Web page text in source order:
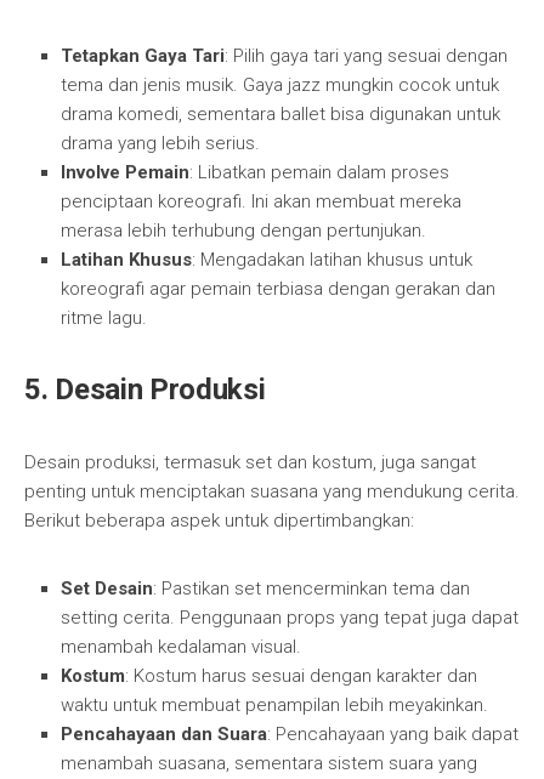
Tetapkan Gaya Tari: Pilih gaya tari yang sesuai dengan
tema dan jenis musik. Gaya jazz mungkin cocok untuk
drama komedi, sementara ballet bisa digunakan untuk
drama yang lebih serius.
Involve Pemain: Libatkan pemain dalam proses
penciptaan koreografi. Ini akan membuat mereka
merasa lebih terhubung dengan pertunjukan.
Latihan Khusus: Mengadakan latihan khusus untuk
koreografi agar pemain terbiasa dengan gerakan dan
ritme lagu.
5. Desain Produksi
Desain produksi, termasuk set dan kostum, juga sangat
penting untuk menciptakan suasana yang mendukung cerita.
Berikut beberapa aspek untuk dipertimbangkan:
Set Desain: Pastikan set mencerminkan tema dan
setting cerita. Penggunaan props yang tepat juga dapat
menambah kedalaman visual.
Kostum: Kostum harus sesuai dengan karakter dan
waktu untuk membuat penampilan lebih meyakinkan.
Pencahayaan dan Suara: Pencahayaan yang baik dapat
menambah suasana, sementara sistem suara yang